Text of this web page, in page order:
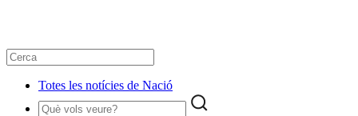
Totes les notícies de Nació